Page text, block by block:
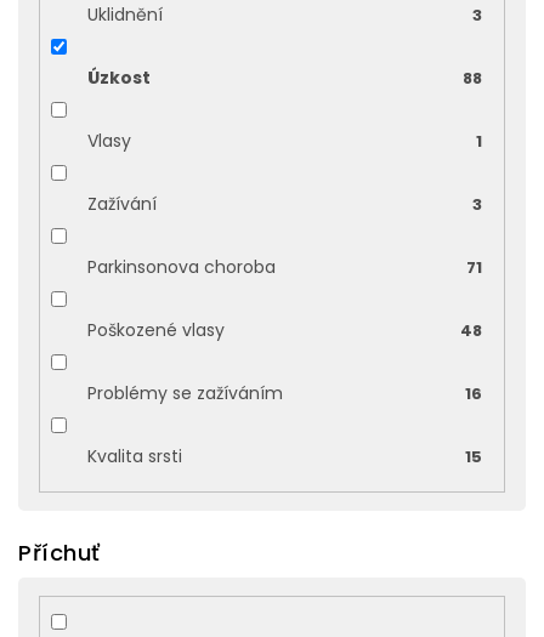
Uklidnění 3
Úzkost 88
Vlasy 1
Zažívání 3
Parkinsonova choroba 71
Poškozené vlasy 48
Problémy se zažíváním 16
Kvalita srsti 15
Příchuť